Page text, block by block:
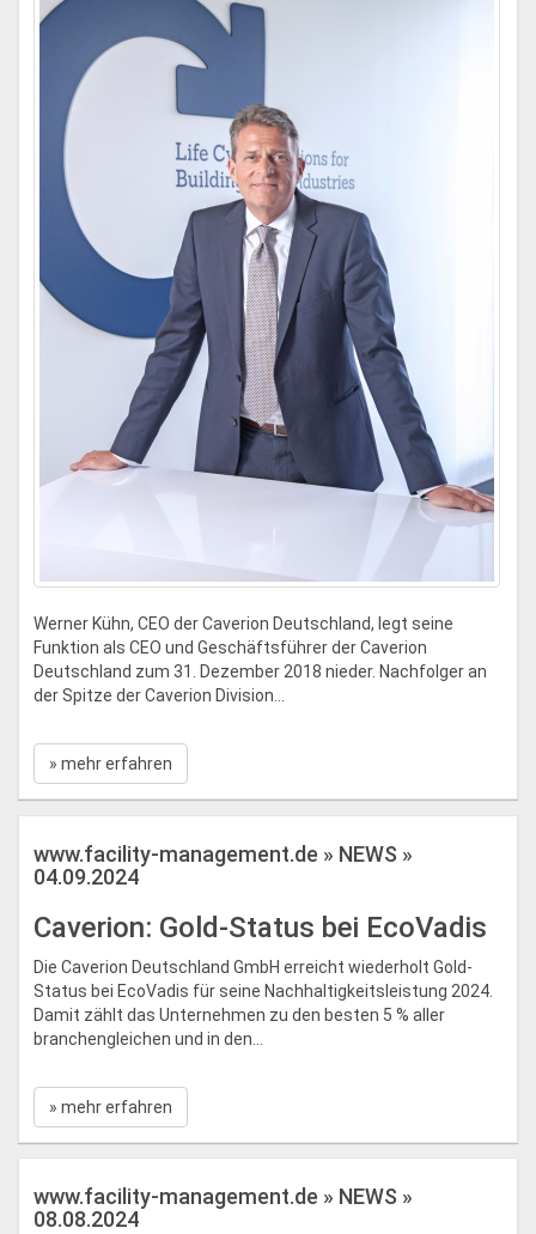
Werner Kühn, CEO der Caverion Deutschland, legt seine
Funktion als ­CEO und Geschäftsführer der Caverion
Deutschland zum 31. Dezember 2018 nieder. Nachfolger an
der Spitze der Ca­verion Division...
» mehr erfahren
www.facility-management.de » NEWS »
04.09.2024
Caverion: Gold-Status bei EcoVadis
Die Caverion Deutschland GmbH erreicht wiederholt Gold-
Status bei EcoVadis für seine Nachhaltigkeitsleistung 2024.
Damit zählt das Unternehmen zu den besten 5 % aller
branchengleichen und in den...
» mehr erfahren
www.facility-management.de » NEWS »
08.08.2024